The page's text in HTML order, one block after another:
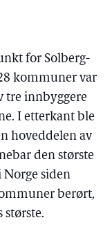
for Solberg-
kommuner var
tre innbyggere
I etterkant ble
hoveddelen av
den største
siden
berørt,
største.